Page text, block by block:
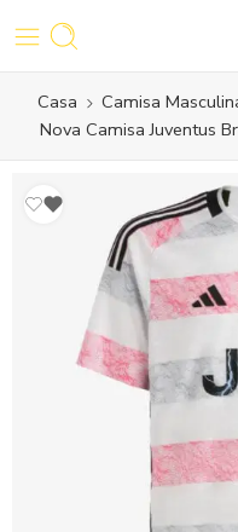
Casa Camisa
Nova Camisa Juventus